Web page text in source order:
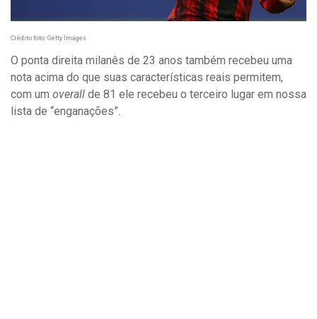
Crédito foto: Getty Images
O ponta direita milanês de 23 anos também recebeu uma
nota acima do que suas características reais permitem,
com um overall de 81 ele recebeu o terceiro lugar em nossa
lista de “enganações”.